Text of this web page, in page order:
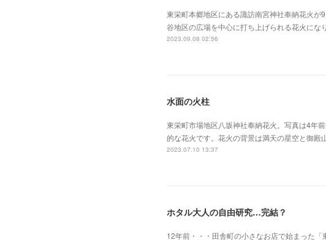
東栄町本郷地区にある諏訪南宮神社奉納花火
谷地区の広場を中心に打ち上げられる花火にな
2023.09.08 02:56
水面の火柱
東栄町市場地区八坂神社奉納花火。写真は4年
的な花火です。花火の背景は満天の星空と御殿
2023.07.10 13:37
ホタル大人の自由研究…完結？
12年前・・・田舎町の小さなお店で始まった